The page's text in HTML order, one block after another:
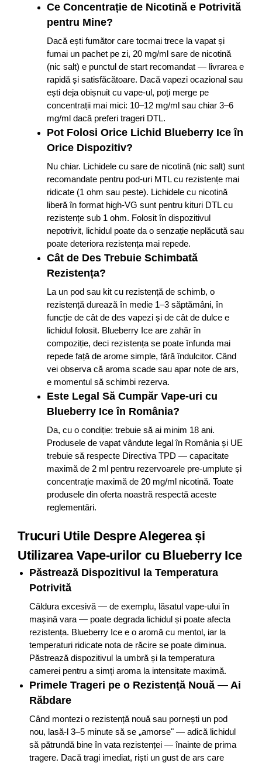
Ce Concentrație de Nicotină e Potrivită
pentru Mine?
Dacă ești fumător care tocmai trece la vapat și
fumai un pachet pe zi, 20 mg/ml sare de nicotină
(nic salt) e punctul de start recomandat — livrarea e
rapidă și satisfăcătoare. Dacă vapezi ocazional sau
ești deja obișnuit cu vape-ul, poți merge pe
concentrații mai mici: 10–12 mg/ml sau chiar 3–6
mg/ml dacă preferi trageri DTL.
Pot Folosi Orice Lichid Blueberry Ice în
Orice Dispozitiv?
Nu chiar. Lichidele cu sare de nicotină (nic salt) sunt
recomandate pentru pod-uri MTL cu rezistențe mai
ridicate (1 ohm sau peste). Lichidele cu nicotină
liberă în format high-VG sunt pentru kituri DTL cu
rezistențe sub 1 ohm. Folosit în dispozitivul
nepotrivit, lichidul poate da o senzație neplăcută sau
poate deteriora rezistența mai repede.
Cât de Des Trebuie Schimbată
Rezistența?
La un pod sau kit cu rezistență de schimb, o
rezistență durează în medie 1–3 săptămâni, în
funcție de cât de des vapezi și de cât de dulce e
lichidul folosit. Blueberry Ice are zahăr în
compoziție, deci rezistența se poate înfunda mai
repede față de arome simple, fără îndulcitor. Când
vei observa că aroma scade sau apar note de ars,
e momentul să schimbi rezerva.
Este Legal Să Cumpăr Vape-uri cu
Blueberry Ice în România?
Da, cu o condiție: trebuie să ai minim 18 ani.
Produsele de vapat vândute legal în România și UE
trebuie să respecte Directiva TPD — capacitate
maximă de 2 ml pentru rezervoarele pre-umplute și
concentrație maximă de 20 mg/ml nicotină. Toate
produsele din oferta noastră respectă aceste
reglementări.
Trucuri Utile Despre Alegerea și
Utilizarea Vape-urilor cu Blueberry Ice
Păstrează Dispozitivul la Temperatura
Potrivită
Căldura excesivă — de exemplu, lăsatul vape-ului în
mașină vara — poate degrada lichidul și poate afecta
rezistența. Blueberry Ice e o aromă cu mentol, iar la
temperaturi ridicate nota de răcire se poate diminua.
Păstrează dispozitivul la umbră și la temperatura
camerei pentru a simți aroma la intensitate maximă.
Primele Trageri pe o Rezistență Nouă — Ai
Răbdare
Când montezi o rezistență nouă sau pornești un pod
nou, lasă-l 3–5 minute să se „amorse" — adică lichidul
să pătrundă bine în vata rezistenței — înainte de prima
tragere. Dacă tragi imediat, riști un gust de ars care